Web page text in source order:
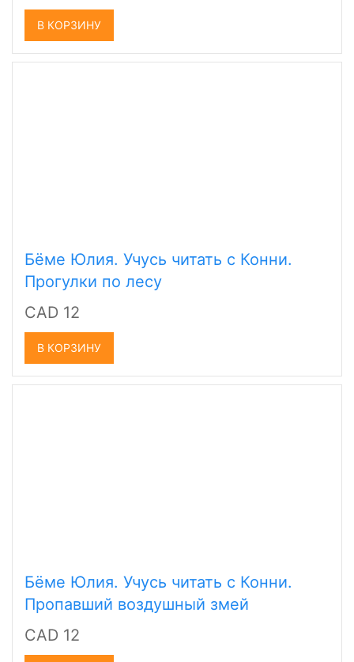
В КОРЗИНУ
Бёме Юлия. Учусь читать с Конни.
Прогулки по лесу
CAD 12
В КОРЗИНУ
Бёме Юлия. Учусь читать с Конни.
Пропавший воздушный змей
CAD 12